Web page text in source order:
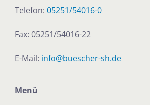
Telefon: 05251/54016-0
Fax: 05251/54016-22
E-Mail: info@buescher-sh.de
Menü